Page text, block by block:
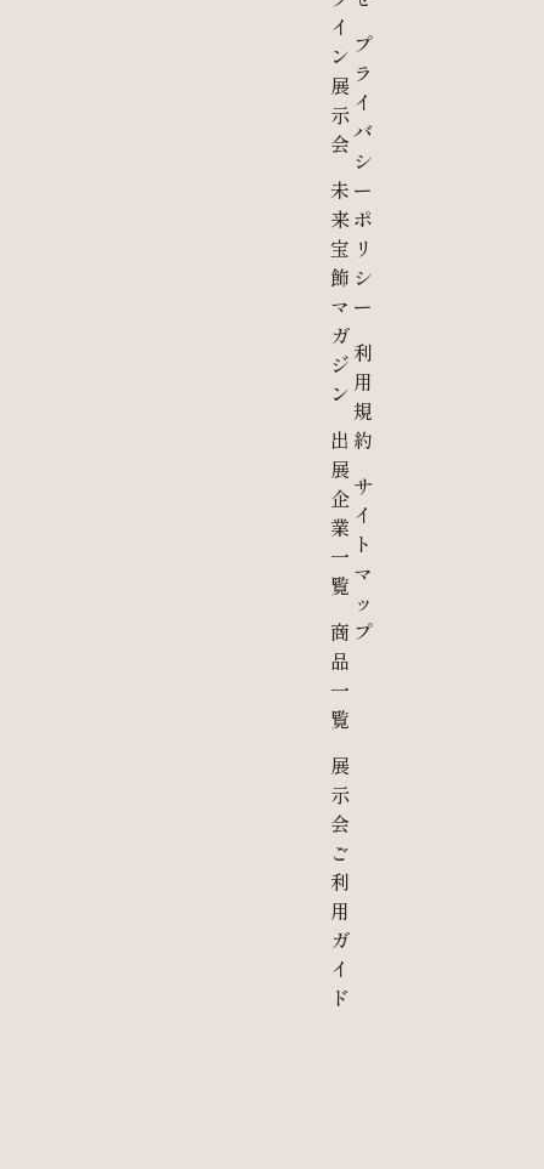
イ
ン
展
示
会
未
来
宝
飾
マ
ガ
ジ
ン
出
展
企
業
一
覧
商
品
一
覧
展
示
会
ご
利
用
ガ
イ
ド
プ
ラ
イ
バ
シ
ー
ポ
リ
シ
ー
利
用
規
約
サ
イ
ト
マ
ッ
プ